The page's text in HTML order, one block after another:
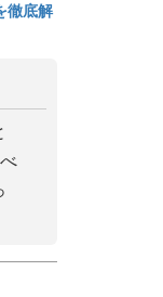
徹底解